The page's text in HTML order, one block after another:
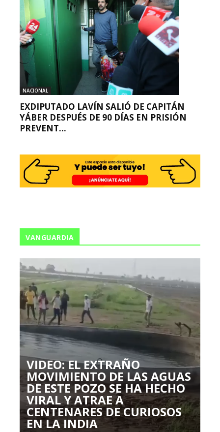
NACIONAL
EXDIPUTADO LAVÍN SALIÓ DE CAPITÁN
YÁBER DESPUÉS DE 90 DÍAS EN PRISIÓN
PREVENT...
VANGUARDIA
VIDEO: EL EXTRAÑO
MOVIMIENTO DE LAS AGUAS
DE ESTE POZO SE HA HECHO
VIRAL Y ATRAE A
CENTENARES DE CURIOSOS
EN LA INDIA